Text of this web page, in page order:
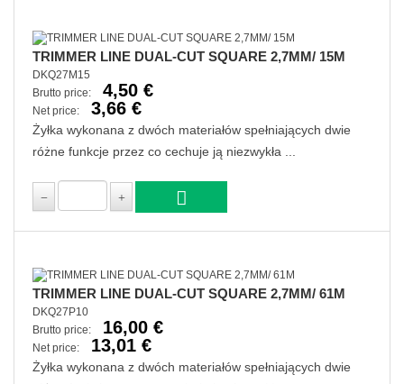
TRIMMER LINE DUAL-CUT SQUARE 2,7MM/ 15M
DKQ27M15
Brutto price:
4,50 €
Net price: 3,66 €
Żyłka wykonana z dwóch materiałów spełniających dwie
różne funkcje przez co cechuje ją niezwykła ...
TRIMMER LINE DUAL-CUT SQUARE 2,7MM/ 61M
DKQ27P10
Brutto price:
16,00 €
Net price: 13,01 €
Żyłka wykonana z dwóch materiałów spełniających dwie